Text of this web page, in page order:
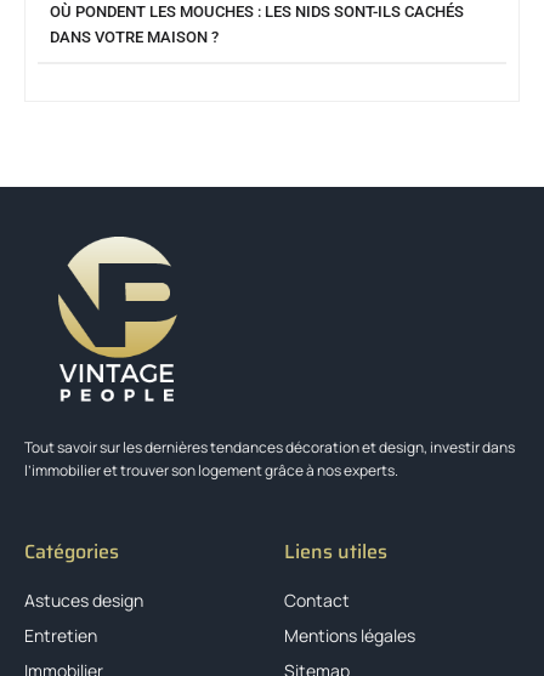
OÙ PONDENT LES MOUCHES : LES NIDS SONT-ILS CACHÉS
DANS VOTRE MAISON ?
Tout savoir sur les dernières tendances décoration et design, investir dans
l’immobilier et trouver son logement grâce à nos experts.
Catégories
Astuces design
Entretien
Immobilier
Liens utiles
Contact
Mentions légales
Sitemap